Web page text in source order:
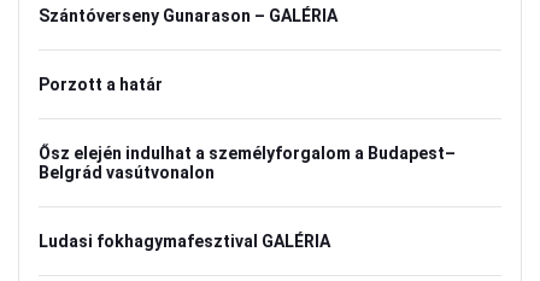
Szántóverseny Gunarason – GALÉRIA
Porzott a határ
Ősz elején indulhat a személyforgalom a Budapest–
Belgrád vasútvonalon
Ludasi fokhagymafesztival GALÉRIA